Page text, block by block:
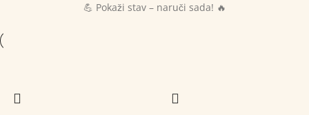
💪 Pokaži stav – naruči sada! 🔥